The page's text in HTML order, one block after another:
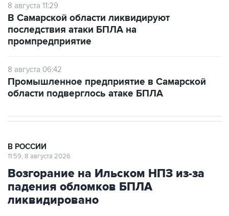
8 августа 11:29
В Самарской области ликвидируют
последствия атаки БПЛА на
промпредприятие
8 августа 06:42
Промышленное предприятие в Самарской
области подверглось атаке БПЛА
В РОССИИ
11:59, 8 августа 2026
Возгорание на Ильском НПЗ из-за
падения обломков БПЛА
ликвидировано